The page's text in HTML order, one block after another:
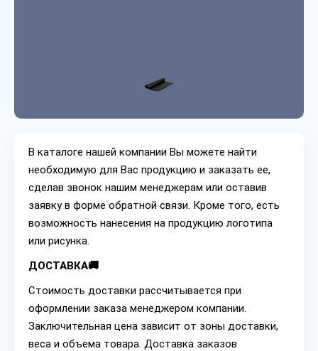
В каталоге нашей компании Вы можете найти
необходимую для Вас продукцию и заказать ее,
сделав звонок нашим менеджерам или оставив
заявку в форме обратной связи. Кроме того, есть
возможность нанесения на продукцию логотипа
или рисунка.
ДОСТАВКА🚚
Стоимость доставки рассчитывается при
оформлении заказа менеджером компании.
Заключительная цена зависит от зоны доставки,
веса и объема товара. Доставка заказов